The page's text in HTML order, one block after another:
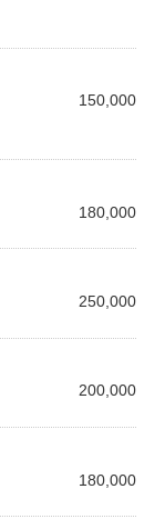
150,000
180,000
250,000
200,000
180,000